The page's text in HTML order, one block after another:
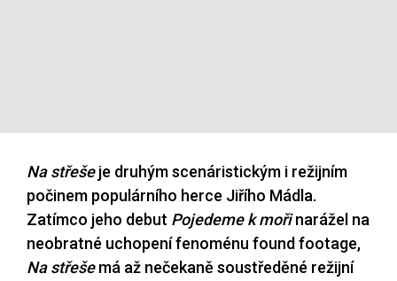
Na střešeje druhým scenáristickým i režijním
počinem populárního herce Jiřího Mádla.
Zatímco jeho debut Pojedeme k mořinarážel na
neobratné uchopení fenoménu found footage,
Na střešemá až nečekaně soustředěné režijní